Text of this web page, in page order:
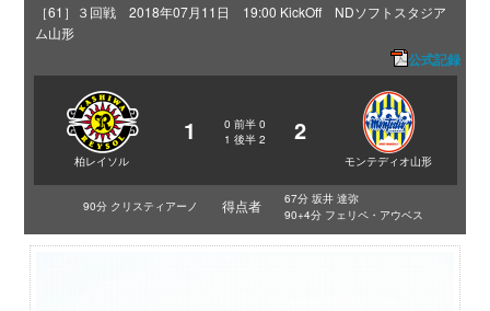
［61］３回戦 2018年07月11日 19:00 KickOff NDソフトスタジア
ム山形
公式記録
柏レイソル
1 0 前半 0
1 後半 2 2
モンテディオ山形
90分 クリスティアーノ 得点者
67分 坂井 達弥
90+4分 フェリペ・アウベス